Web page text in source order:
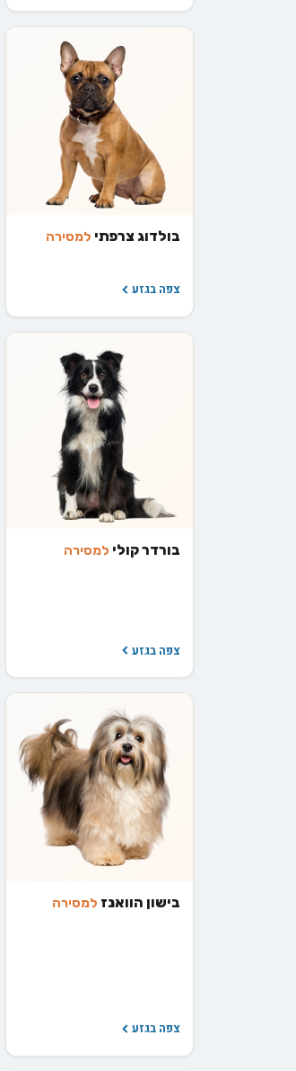
בולדוג צרפתי למסירה
צפה בגזע
בורדר קולי למסירה
צפה בגזע
בישון הוואנז למסירה
צפה בגזע